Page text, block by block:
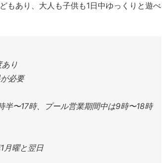
もあり、大人も子供も1日中ゆっくりと遊べ
り
必要
半〜17時、プール営業期間中は9時〜18時
月曜と翌日